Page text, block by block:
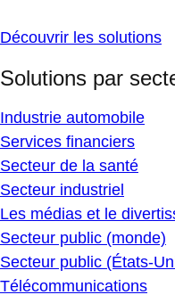
Découvrir les solutions
Solutions par
Industrie automobile
Services financiers
Secteur de la santé
Secteur industriel
Les médias et le
Secteur public (monde)
Secteur public (États-
Télécommunications